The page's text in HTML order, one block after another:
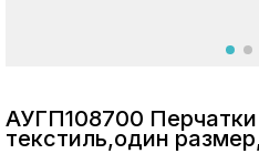
АУГП108700
текстиль,один